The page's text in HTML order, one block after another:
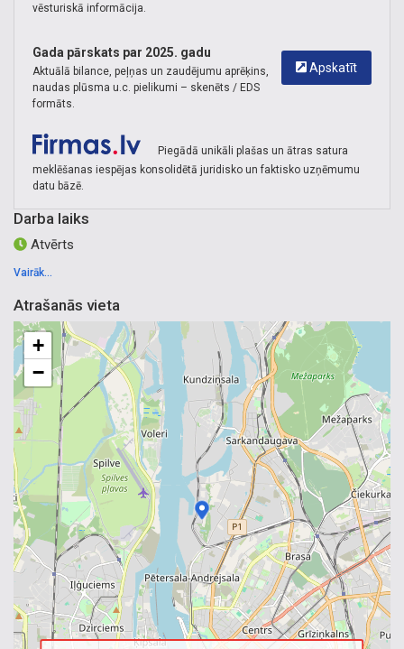
vēsturiskā informācija.
Apskatīt
Gada pārskats par 2025. gadu
Aktuālā bilance, peļņas un zaudējumu aprēķins,
naudas plūsma u.c. pielikumi – skenēts / EDS
formāts.
Piegādā unikāli plašas un ātras satura
meklēšanas iespējas konsolidētā juridisko un faktisko uzņēmumu
datu bāzē.
Darba laiks
Atvērts
Vairāk...
Atrašanās vieta
+
−